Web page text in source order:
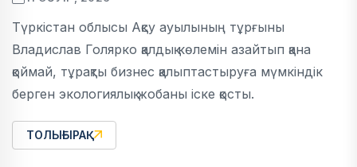
Түркістан облысы Ақсу ауылының тұрғыны
Владислав Голярко қалдық көлемін азайтып қана
қоймай, тұрақты бизнес қалыптастыруға мүмкіндік
берген экологиялық жобаны іске қосты.
ТОЛЫҒЫРАҚ